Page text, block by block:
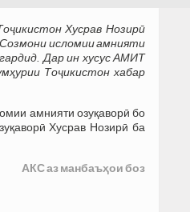
Хусрав Нозирӣ
исломии амнияти
Дар ин хусус АМИТ
Тоҷикистон хабар
амнияти озуқаворӣ бо
Хусрав Нозирӣ ба
АКС аз манбаъҳои боз